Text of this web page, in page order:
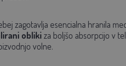
zagotavlja esencialna hranila
oblikiza boljšo absorpcijo v
volne.